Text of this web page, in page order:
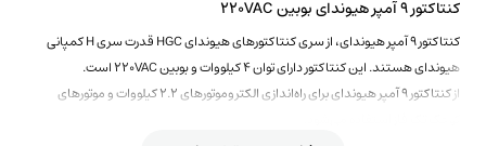
کنتاکتور 9 آمپر هیوندای بوبین 220VAC
کنتاکتور 9 آمپر هیوندای، از سری کنتاکتورهای هیوندای HGC قدرت سری H کمپانی
هیوندای هستند. این کنتاکتور دارای توان 4 کیلووات و بوبین 220VAC است.
از کنتاکتور 9 آمپر هیوندای برای راه‌اندازی الکتروموتورهای 2.2 کیلووات و موتورهای